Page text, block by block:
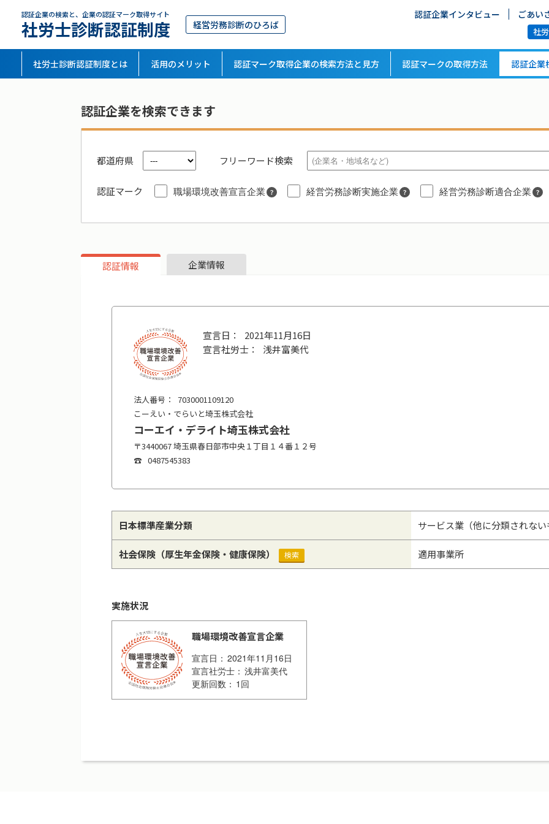
認証企業の検索と、企業の認証マーク取得サイト
社労士診断認証制度 経営労務診断のひろば
認証企業インタビュー ごあい
社
社労士診断認証制度とは 活用のメリット 認証マーク取得企業の検索方法と見方 認証マークの取得方法 認証企業
認証企業を検索できます
都道府県 フリーワード検索
認証マーク 職場環境改善宣言企業 経営労務診断実施企業 経営労務診断適合企業
認証情報 企業情報
2021年11月16日
浅井富美代
7030001109120
こーえい・でらいと埼玉株式会社
コーエイ・デライト埼玉株式会社
〒3440067 埼玉県春日部市中央１丁目１４番１２号
0487545383
日本標準産業分類 サービス業（他に分類されな
社会保険 （厚生年金保険・健康保険） 検索 適用事業所
実施状況
職場環境改善宣言企業
2021年11月16日
浅井富美代
1回